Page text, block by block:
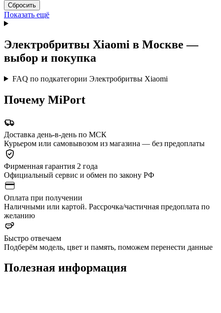
Сбросить
Показать ещё
Электробритвы Xiaomi в Москве —
выбор и покупка
FAQ по подкатегории Электробритвы Xiaomi
Почему MiPort
Доставка день-в-день по МСК
Курьером или самовывозом из магазина — без предоплаты
Фирменная гарантия 2 года
Официальный сервис и обмен по закону РФ
Оплата при получении
Наличными или картой. Рассрочка/частичная предоплата по
желанию
Быстро отвечаем
Подберём модель, цвет и память, поможем перенести данные
Полезная информация